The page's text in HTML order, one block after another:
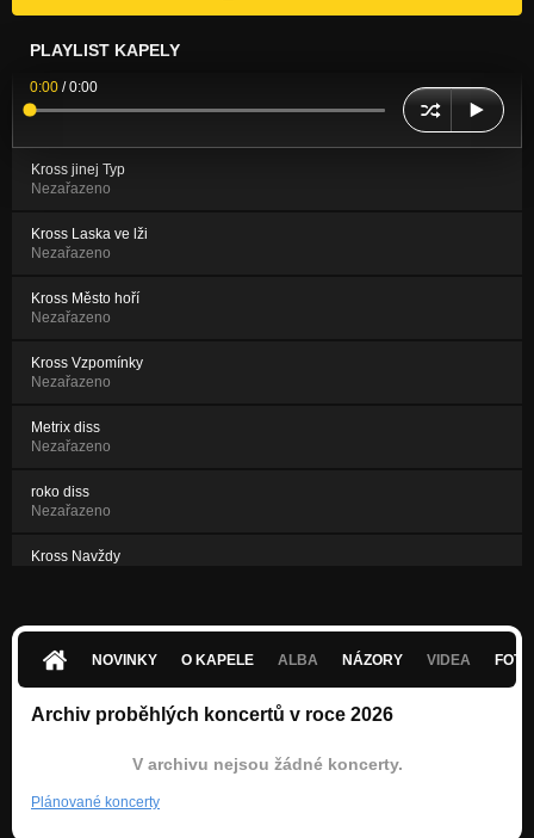
PLAYLIST KAPELY
0:00 /0:00
Kross jinej Typ
Nezařazeno
Kross Laska ve lži
Nezařazeno
Kross Město hoří
Nezařazeno
Kross Vzpomínky
Nezařazeno
Metrix diss
Nezařazeno
roko diss
Nezařazeno
Kross Navždy
NOVINKY O KAPELE ALBA NÁZORY VIDEA
Archiv proběhlých koncertů v roce 2026
V archivu nejsou žádné koncerty.
Plánované koncerty